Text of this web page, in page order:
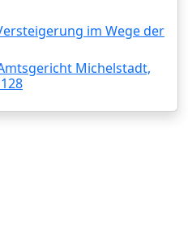
im Wege der
Michelstadt,